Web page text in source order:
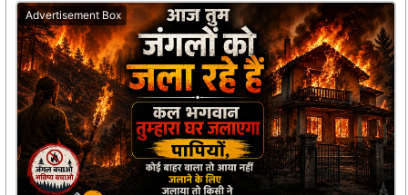
Advertisement Box